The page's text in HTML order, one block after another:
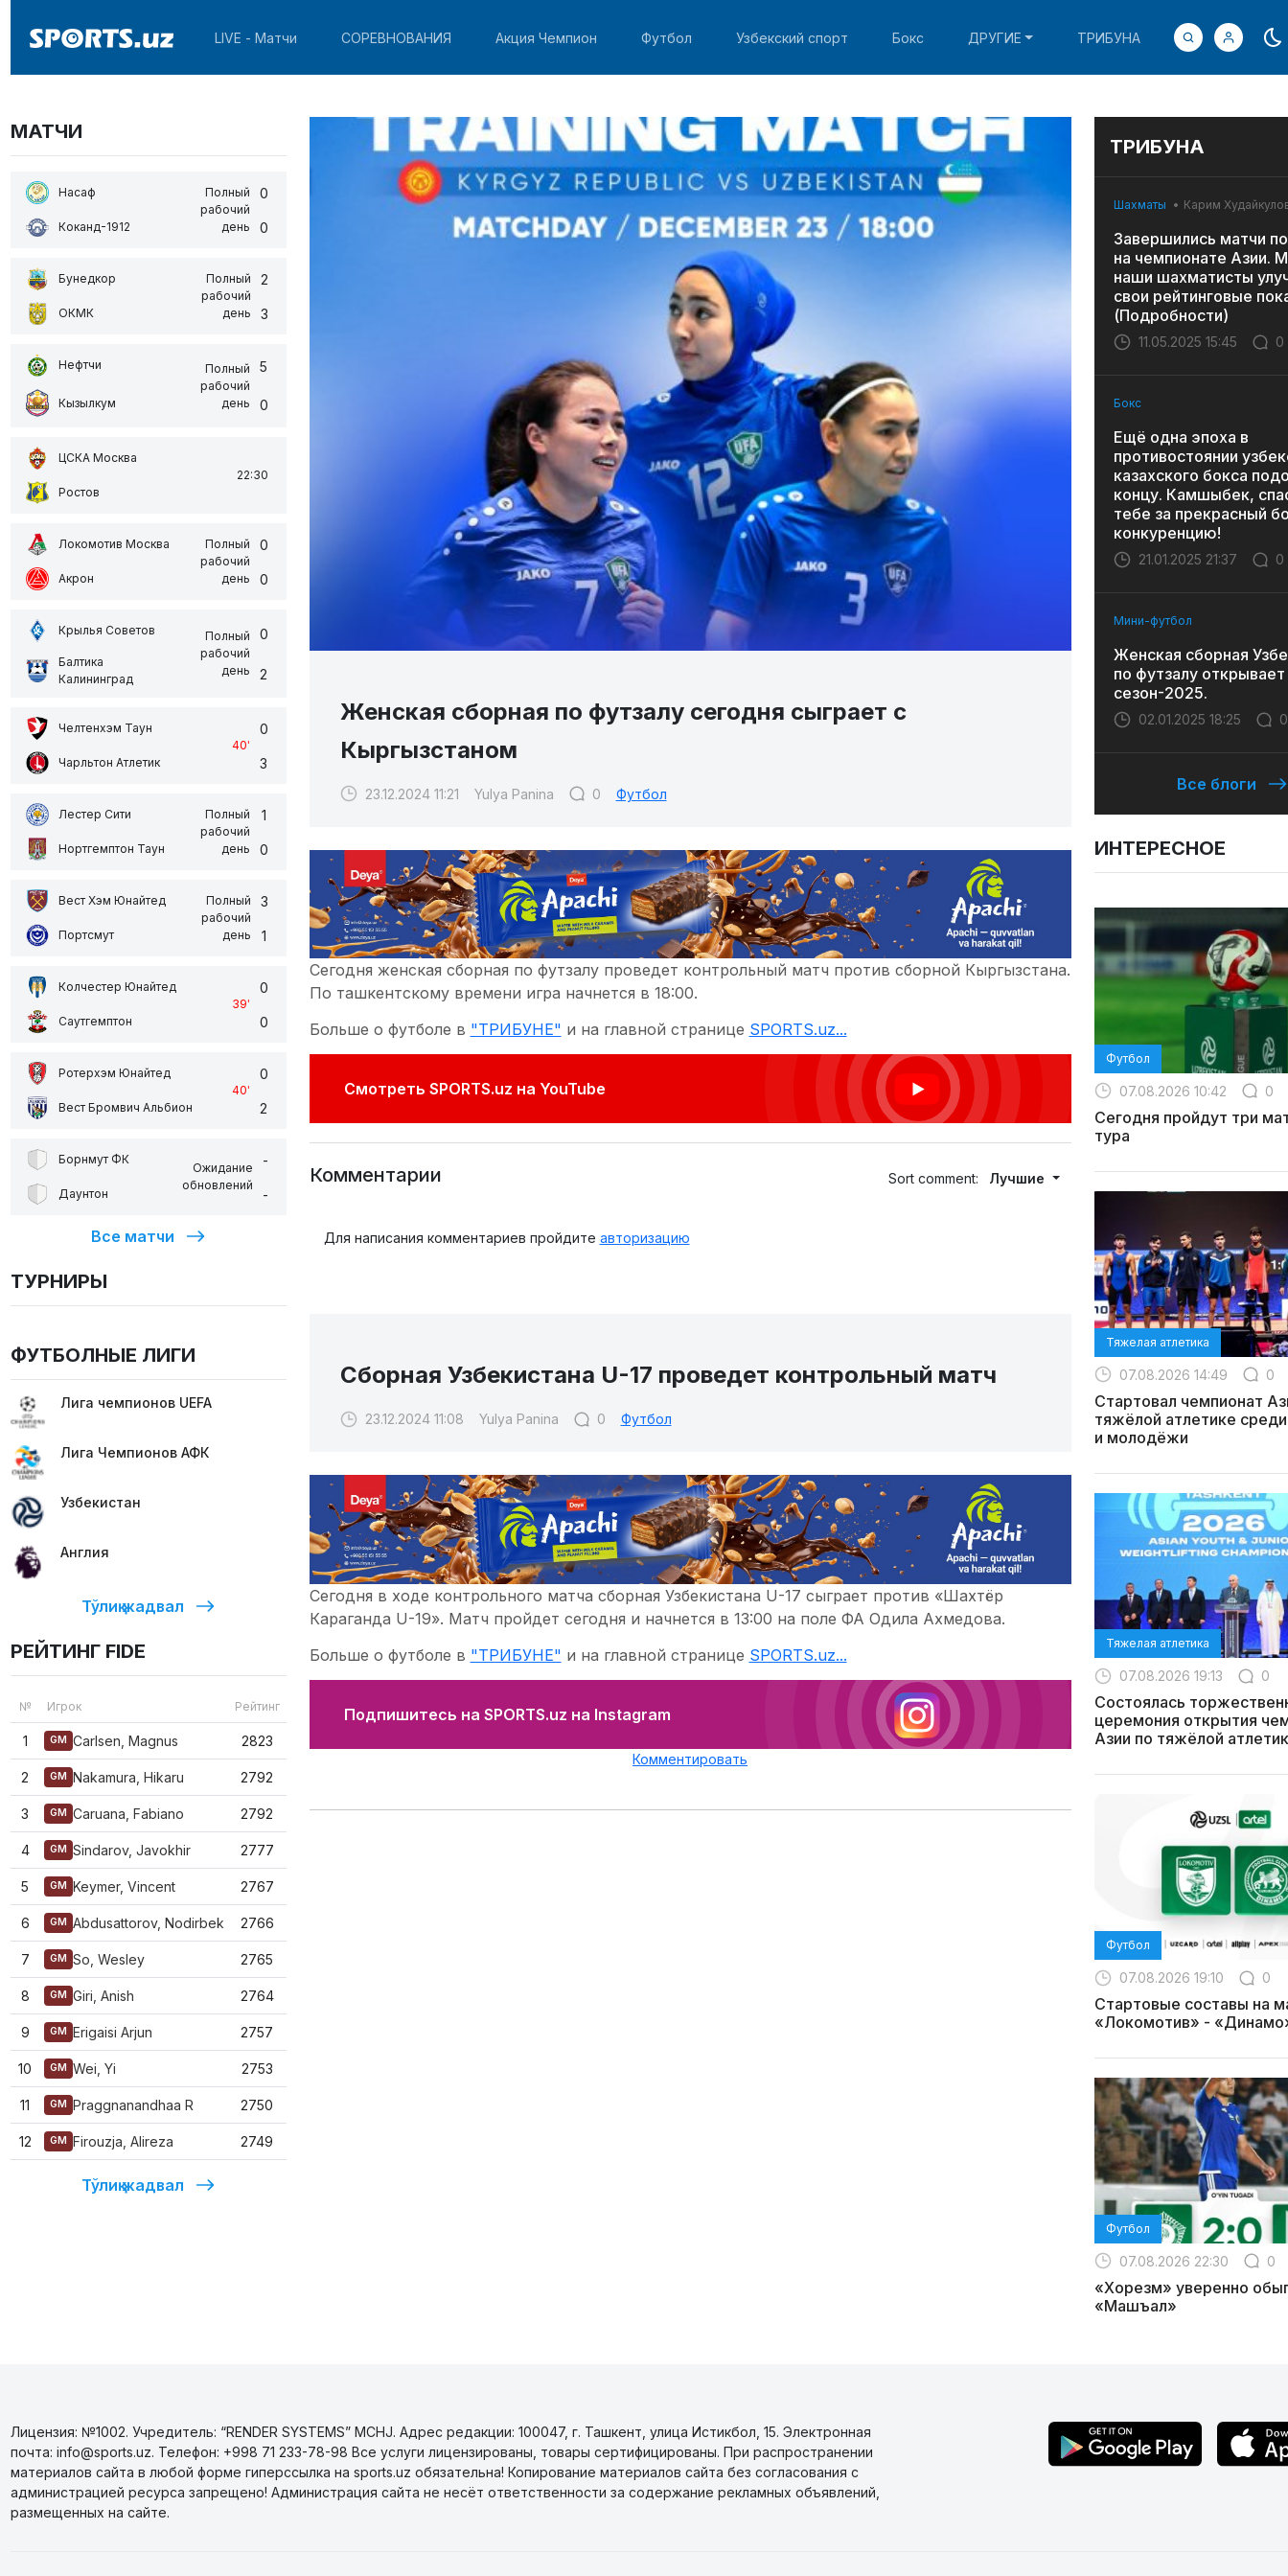
LIVE - Матчи СОРЕВНОВАНИЯ Акция Чемпион Футбол Узбекский спорт Бокс ДРУГИЕ ТРИБУНА
МАТЧИ
Насаф
Коканд-1912
Полный
рабочий
день
0
0
Бунедкор
ОКМК
Полный
рабочий
день
2
3
Нефтчи
Кызылкум
Полный
рабочий
день
5
0
ЦСКА Москва
Ростов
22:30
Локомотив Москва
Акрон
Полный
рабочий
день
0
0
Крылья Советов
Балтика
Калининград
Полный
рабочий
день
0
2
Челтенхэм Таун
Чарльтон Атлетик
40'
0
3
Лестер Сити
Нортгемптон Таун
Полный
рабочий
день
1
0
Вест Хэм Юнайтед
Портсмут
Полный
рабочий
день
3
1
Колчестер Юнайтед
Саутгемптон
39'
0
0
Ротерхэм Юнайтед
Вест Бромвич Альбион
40'
0
2
Борнмут ФК
Даунтон
Ожидание
обновлений
-
-
Все матчи
ТУРНИРЫ
ФУТБОЛНЫЕ ЛИГИ
Лига чемпионов UEFA
Лига Чемпионов АФК
Узбекистан
Англия
Тўлиқ жадвал
РЕЙТИНГ FIDE
№ Игрок Рейтинг
1 GM Carlsen, Magnus 2823
2 GM Nakamura, Hikaru 2792
3 GM Caruana, Fabiano 2792
4 GM Sindarov, Javokhir 2777
5 GM Keymer, Vincent 2767
6 GM Abdusattorov, Nodirbek 2766
7 GM So, Wesley 2765
8 GM Giri, Anish 2764
9 GM Erigaisi Arjun 2757
10 GM Wei, Yi 2753
11 GM Praggnanandhaa R 2750
12 GM Firouzja, Alireza 2749
Тўлиқ жадвал
Женская сборная по футзалу сегодня сыграет с
Кыргызстаном
23.12.2024 11:21 Yulya Panina 0 Футбол
Сегодня женская сборная по футзалу проведет контрольный матч против сборной Кыргызстана.
По ташкентскому времени игра начнется в 18:00.
Больше о футболе в "ТРИБУНЕ" и на главной странице SPORTS.uz...
Смотреть SPORTS.uz на YouTube
Комментарии Sort comment: Лучшие
Для написания комментариев пройдите авторизацию
Сборная Узбекистана U-17 проведет контрольный матч
23.12.2024 11:08 Yulya Panina 0 Футбол
Сегодня в ходе контрольного матча сборная Узбекистана U-17 сыграет против «Шахтёр
Караганда U-19». Матч пройдет сегодня и начнется в 13:00 на поле ФА Одила Ахмедова.
Больше о футболе в "ТРИБУНЕ" и на главной странице SPORTS.uz...
Подпишитесь на SPORTS.uz на Instagram
Комментировать
ТРИБУНА
Шахматы Карим
Завершились матчи
на чемпионате Азии.
наши шахматисты
свои рейтинговые
(Подробности)
11.05.2025 15:45 0
Бокс
Ещё одна эпоха в
противостоянии
казахского бокса
концу. Камшыбек,
тебе за прекрасный
конкуренцию!
21.01.2025 21:37 0
Мини-футбол
Женская сборная
по футзалу открывает
сезон-2025.
02.01.2025 18:25 0
Все блоги
ИНТЕРЕСНОЕ
Футбол
07.08.2026 10:42 0
Сегодня пройдут три
тура
Тяжелая атлетика
07.08.2026 14:49 0
Стартовал чемпионат
тяжёлой атлетике
и молодёжи
Тяжелая атлетика
07.08.2026 19:13 0
Состоялась
церемония открытия
Азии по тяжёлой
Футбол
07.08.2026 19:10 0
Стартовые составы на
«Локомотив» -
Футбол
07.08.2026 22:30 0
«Хорезм» уверенно
«Машъал»
Лицензия: №1002. Учредитель: “RENDER SYSTEMS” MCHJ. Адрес редакции: 100047, г. Ташкент, улица Истикбол, 15. Электронная
почта: info@sports.uz. Телефон: +998 71 233-78-98 Все услуги лицензированы, товары сертифицированы. При распространении
материалов сайта в любой форме гиперссылка на sports.uz обязательна! Копирование материалов сайта без согласования с
администрацией ресурса запрещено! Администрация сайта не несёт ответственности за содержание рекламных объявлений,
размещенных на сайте.